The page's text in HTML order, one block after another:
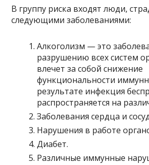
В группу риска входят люди,
следующими заболеваниями:
Алкоголизм — это
разрушению всех систем
влечет за собой снижение
функциональности
результате инфекция
распространяется на
Заболевания сердца и
Нарушения в работе
Диабет.
Различные иммунные